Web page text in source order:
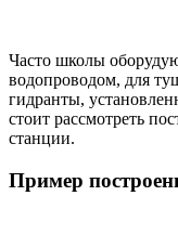
Часто школы
водопроводом, для
гидранты,
стоит рассмотреть
станции.
Пример